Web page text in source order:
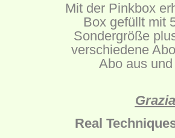
Mit der Pinkbox
Box gefüllt mit
Sondergröße
verschiedene
Abo aus
Real